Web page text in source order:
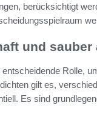
berücksichtigt
und sauber
Rolle,
gilt es,
Es sind